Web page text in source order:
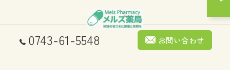
0743-61-5548 お問い合わせ
© 2026 メルズ薬局 ALL RIGHTS RESERVED.